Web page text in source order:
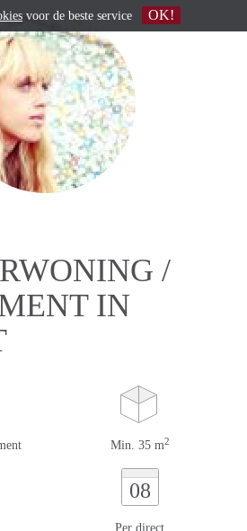
/
IN
Min. 35 m2
08
Per direct
voor de beste service OK!